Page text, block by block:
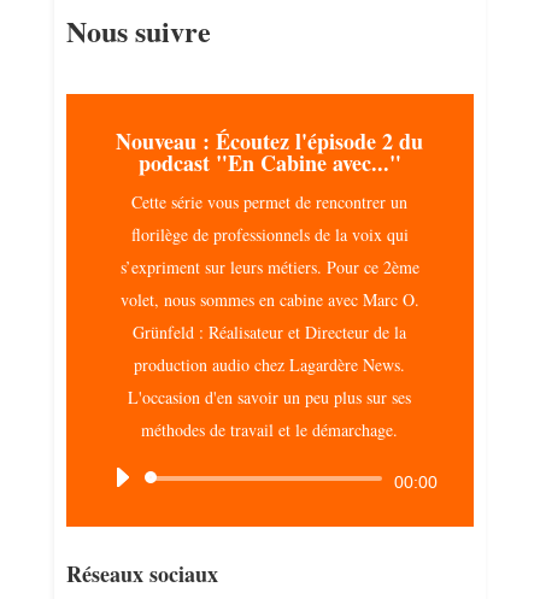
Nous suivre
Nouveau : Écoutez l'épisode 2 du
podcast "En Cabine avec..."
Cette série vous permet de rencontrer un
florilège de professionnels de la voix qui
s’expriment sur leurs métiers. Pour ce 2ème
volet, nous sommes en cabine avec Marc O.
Grünfeld : Réalisateur et Directeur de la
production audio chez Lagardère News.
L'occasion d'en savoir un peu plus sur ses
méthodes de travail et le démarchage.
Lecteur
00:00
Réseaux sociaux